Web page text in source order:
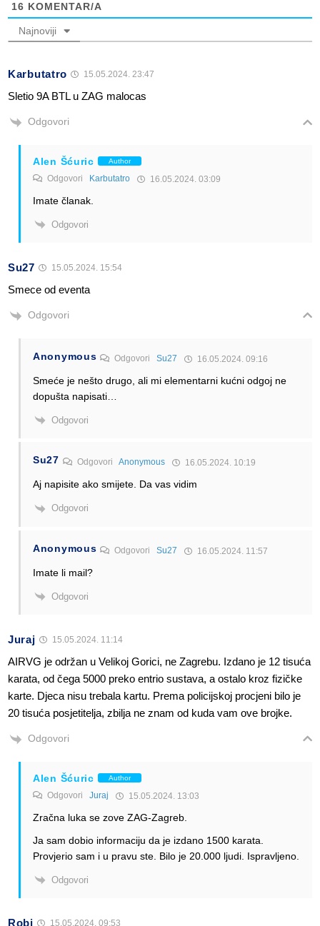
16 KOMENTAR/A
Najnoviji
Karbutatro 15.05.2024. 23:47
Sletio 9A BTL u ZAG malocas
Odgovori
Alen Šćuric Author
Odgovori Karbutatro 16.05.2024. 03:09
Imate članak.
Odgovori
Su27 15.05.2024. 15:54
Smece od eventa
Odgovori
Anonymous OdgovoriSu27 16.05.2024. 09:16
Smeće je nešto drugo, ali mi elementarni kućni odgoj ne
dopušta napisati…
Odgovori
Su27 Odgovori Anonymous 16.05.2024. 10:19
Aj napisite ako smijete. Da vas vidim
Odgovori
Anonymous OdgovoriSu27 16.05.2024. 11:57
Imate li mail?
Odgovori
Juraj 15.05.2024. 11:14
AIRVG je održan u Velikoj Gorici, ne Zagrebu. Izdano je 12 tisuća
karata, od čega 5000 preko entrio sustava, a ostalo kroz fizičke
karte. Djeca nisu trebala kartu. Prema policijskoj procjeni bilo je
20 tisuća posjetitelja, zbilja ne znam od kuda vam ove brojke.
Odgovori
Alen Šćuric Author
Odgovori Juraj 15.05.2024. 13:03
Zračna luka se zove ZAG-Zagreb.
Ja sam dobio informaciju da je izdano 1500 karata.
Provjerio sam i u pravu ste. Bilo je 20.000 ljudi. Ispravljeno.
Odgovori
Robi 15.05.2024. 09:53